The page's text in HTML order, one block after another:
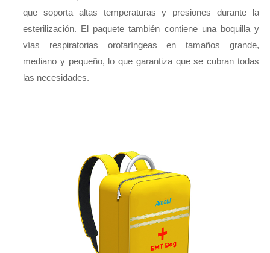
que soporta altas temperaturas y presiones durante la
esterilización. El paquete también contiene una boquilla y
vías respiratorias orofaríngeas en tamaños grande,
mediano y pequeño, lo que garantiza que se cubran todas
las necesidades.